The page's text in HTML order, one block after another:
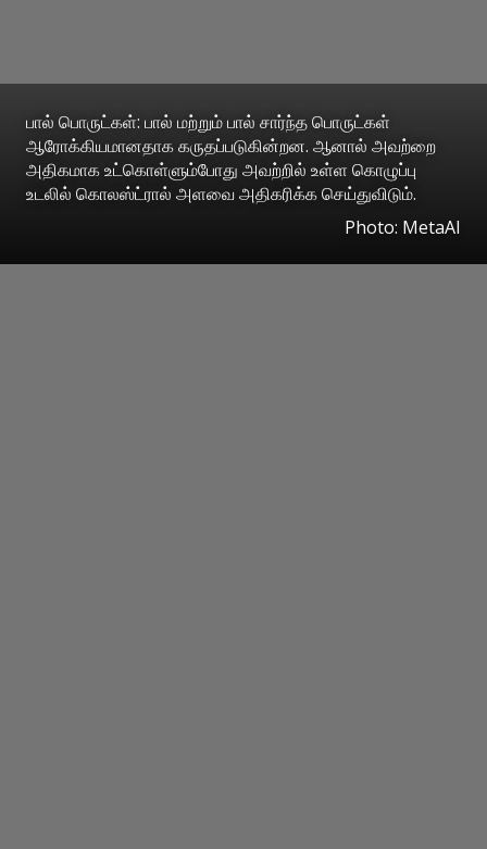
பால் பொருட்கள்: பால் மற்றும் பால் சார்ந்த பொருட்கள்
ஆரோக்கியமானதாக கருதப்படுகின்றன. ஆனால் அவற்றை
அதிகமாக உட்கொள்ளும்போது அவற்றில் உள்ள கொழுப்பு
உடலில் கொலஸ்ட்ரால் அளவை அதிகரிக்க செய்துவிடும்.
Photo: MetaAI